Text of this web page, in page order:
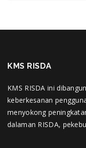
KMS RISDA
KMS RISDA ini
keberkesanan
menyokong
dalaman RISDA,